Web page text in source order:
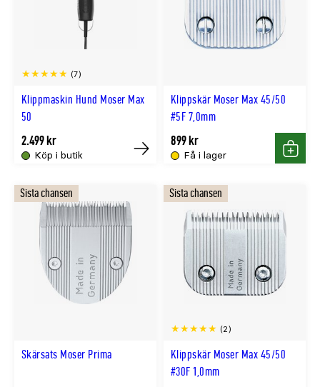
Klippmaskin Hund Moser Max
50
(7)
Köp i butik
2.499 kr
Tillfälligt
Klippskär Moser Max 45/50
#5F 7,0mm
Få i lager
899 kr
Köp
Skärsats Moser Prima
Sista chansen
Klippskär Moser Max 45/50
#30F 1,0mm
(2)
Sista chansen